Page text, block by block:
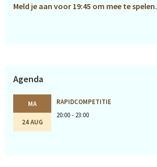
Meld je aan voor 19:45 om mee te spelen.
Agenda
MA
24 AUG
RAPIDCOMPETITIE
20:00 - 23:00